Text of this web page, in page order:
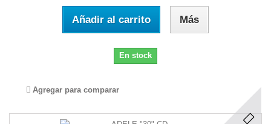
Añadir al carrito Más
En stock
Agregar para comparar